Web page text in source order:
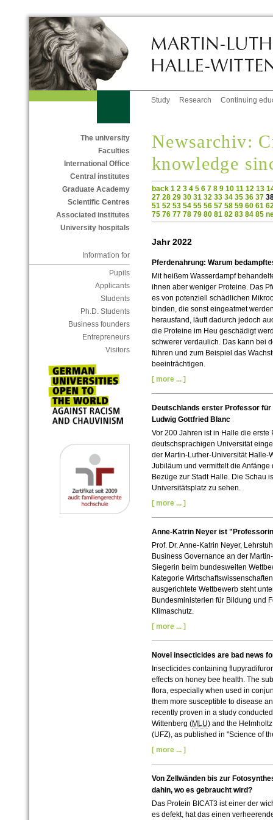
Study Research Continuing
The university
Faculties
International Office
Central institutes
Graduate Academy
Scientific Centres
Associated institutes
University hospitals
Information for
Pupils
Applicants
Students
Ph.D. Students
Business founders
Entrepreneurs
Visitors
Newsarchiv:
knowledge
back 1 2 3 4 5 6 7 8 9 10 11 12 13
27 28 29 30 31 32 33 34 35 36 37
51 52 53 54 55 56 57 58 59 60 61
75 76 77 78 79 80 81 82 83 84 85
Jahr 2022
Pferdenahrung: Warum
Mit heißem Wasserdampf
ihnen aber weniger Proteine. Das
es von potenziell schädlichen
binden, die sonst eingeatmet
herausfand, läuft dadurch jedoch
die Proteine im Heu geschädigt
schwerer verdaulich. Das kann bei
führen und zum Beispiel das
beeinträchtigen.
[ more ... ]
Deutschlands erster Professor
Ludwig Gottfried Blanc
Vor 200 Jahren ist in Halle die
deutschsprachigen Universität
der Martin-Luther-Universität Halle-
Jubiläum und vermittelt die
Bezüge zur Stadt Halle. Die Schau
Universitätsplatz zu sehen.
[ more ... ]
Anne-Katrin Neyer ist
Prof. Dr. Anne-Katrin Neyer,
Business Governance an der
Siegerin beim bundesweiten
Kategorie
ausgerichtete Wettbewerb steht
Bundesministerien für Bildung und
Klimaschutz.
[ more ... ]
Novel insecticides are bad news
Insecticides containing
effects on honey bee health. The
flora, especially when used in
them more susceptible to disease
recently proven in a study
Wittenberg (MLU) and the
(UFZ), as published in "Science of
[ more ... ]
Von Zellwänden bis zur
dahin, wo es gebraucht wird?
Das Protein BICAT3 ist einer der
es defekt, hat das einen